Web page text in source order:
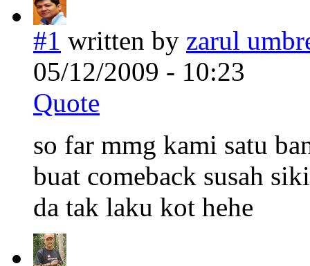
#1 written by zarul
05/12/2009 - 10:23
Quote
so far mmg kami satu
buat comeback susah
da tak laku kot hehe